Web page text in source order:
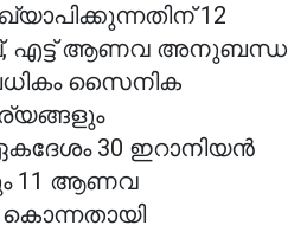
12
എട്ട് ആണവ അനുബന്ധ
സൈനിക
30 ഇറാനിയൻ
11 ആണവ